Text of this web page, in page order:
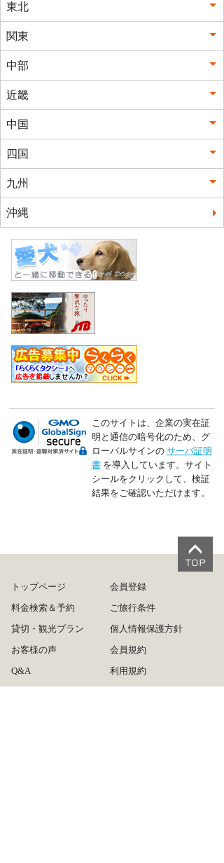
東北
関東
中部
近畿
中国
四国
九州
沖縄
このサイトは、企業の実在証
明と通信の暗号化のため、グ
ローバルサインの サーバ証明
書を導入しています。サイト
シールをクリックして、検証
結果をご確認いただけます。
トップページ
料金検索＆予約
貸切・観光プラン
お客様の声
Q&A
会員登録
ご旅行条件
個人情報保護方針
会員規約
利用規約